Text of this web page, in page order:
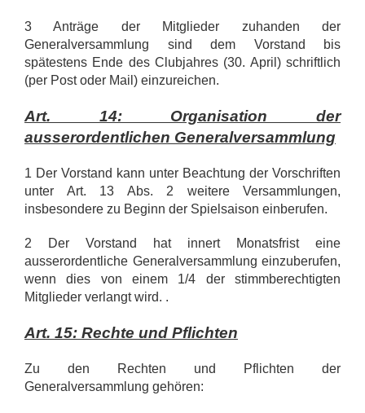
3 Anträge der Mitglieder zuhanden der
Generalversammlung sind dem Vorstand bis
spätestens Ende des Clubjahres (30. April) schriftlich
(per Post oder Mail) einzureichen.
Art. 14: Organisation der
ausserordentlichen Generalversammlung
1 Der Vorstand kann unter Beachtung der Vorschriften
unter Art. 13 Abs. 2 weitere Versammlungen,
insbesondere zu Beginn der Spielsaison einberufen.
2 Der Vorstand hat innert Monatsfrist eine
ausserordentliche Generalversammlung einzuberufen,
wenn dies von einem 1/4 der stimmberechtigten
Mitglieder verlangt wird. .
Art. 15: Rechte und Pflichten
Zu den Rechten und Pflichten der
Generalversammlung gehören: